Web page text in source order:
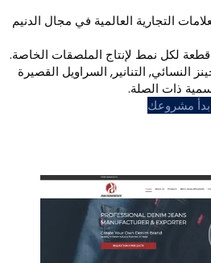
في مجال الدنيم
السراويل القصيرة